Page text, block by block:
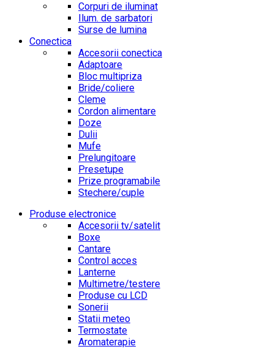
Corpuri de iluminat
Ilum. de sarbatori
Surse de lumina
Conectica
Accesorii conectica
Adaptoare
Bloc multipriza
Bride/coliere
Cleme
Cordon alimentare
Doze
Dulii
Mufe
Prelungitoare
Presetupe
Prize programabile
Stechere/cuple
Produse electronice
Accesorii tv/satelit
Boxe
Cantare
Control acces
Lanterne
Multimetre/testere
Produse cu LCD
Sonerii
Statii meteo
Termostate
Aromaterapie